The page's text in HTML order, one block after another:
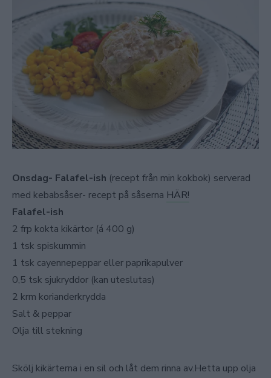
Onsdag- Falafel-ish (recept från min kokbok) serverad
med kebabsåser- recept på såserna HÄR!
Falafel-ish
2 frp kokta kikärtor (á 400 g)
1 tsk spiskummin
1 tsk cayennepeppar eller paprikapulver
0,5 tsk sjukryddor (kan uteslutas)
2 krm korianderkrydda
Salt & peppar
Olja till stekning
Skölj kikärterna i en sil och låt dem rinna av.Hetta upp olja